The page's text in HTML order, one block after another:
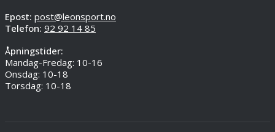
Epost: post@leonsport.no
Telefon: 92 92 14 85
Åpningstider:
Mandag-Fredag: 10-16
Onsdag: 10-18
Torsdag: 10-18